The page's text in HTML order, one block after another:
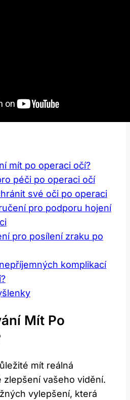
mít po operaci očí?
péči ‍po operaci očí
své oči po operaci
pro podporu hojení
pro posílení zraku ‍po
komplikací
Mít Po
mít ⁤reálná
zlepšení⁢ vašeho vidění.
vylepšení, která